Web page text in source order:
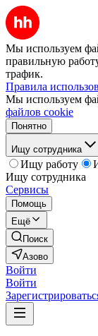
Мы используем
правильную
трафик.
Правила
Мы используем
файлов cookie
Понятно
Ищу сотрудника
Ищу работу
Ищу сотрудника
Сервисы
Помощь
Ещё
Поиск
Азово
Войти
Войти